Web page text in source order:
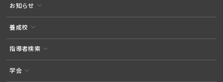
お知らせ
養成校
指導者検索
学会